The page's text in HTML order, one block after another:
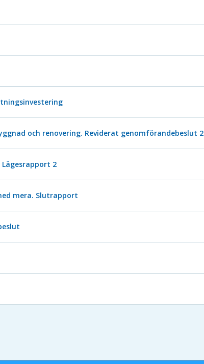
och renovering. Reviderat genomförandebeslut 2
2
mera. Slutrapport